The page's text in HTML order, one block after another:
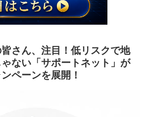
さん、注目！低リスクで地
ない「サポートネット」が
ペーンを展開！